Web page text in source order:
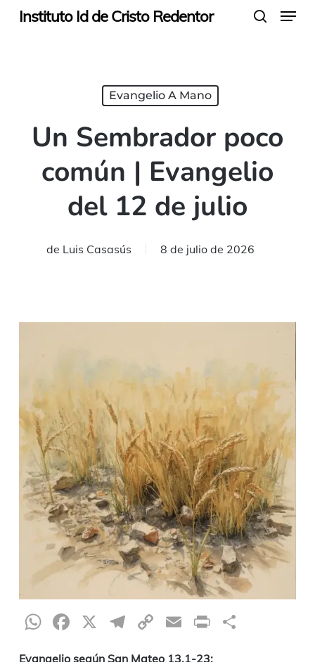
SkipInstituto Id de Cristo Redentor Menu
Evangelio A Mano
Un Sembrador poco
común | Evangelio
del 12 de julio
de Luis Casasús 8 de julio de 2026
WhatsApp
Facebook
X Telegram
CopyEmailPrint
Evangelio según San Mateo 13,1-23: